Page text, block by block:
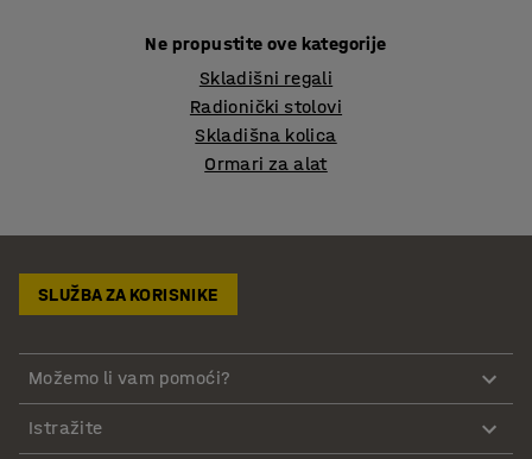
Ne propustite ove kategorije
Skladišni regali
Radionički stolovi
Skladišna kolica
Ormari za alat
SLUŽBA ZA KORISNIKE
Možemo li vam pomoći?
Istražite